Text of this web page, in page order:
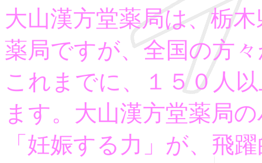
大山漢方堂薬局は、栃
薬局ですが、全国の方
これまでに、１５０人
ます。大山漢方堂薬局
「妊娠する力」が、飛